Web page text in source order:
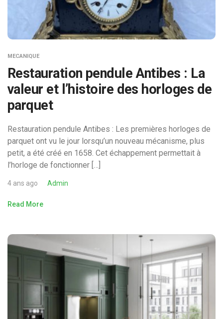
MECANIQUE
Restauration pendule Antibes : La
valeur et l’histoire des horloges de
parquet
Restauration pendule Antibes : Les premières horloges de
parquet ont vu le jour lorsqu’un nouveau mécanisme, plus
petit, a été créé en 1658. Cet échappement permettait à
l’horloge de fonctionner […]
4 ans ago Admin
Read More